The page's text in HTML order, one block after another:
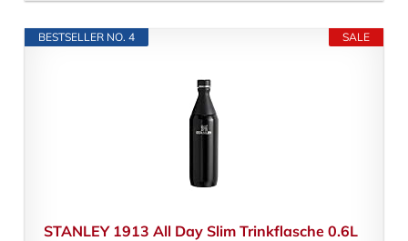
SALE
BESTSELLER NO. 4
STANLEY 1913 All Day Slim Trinkflasche 0.6L